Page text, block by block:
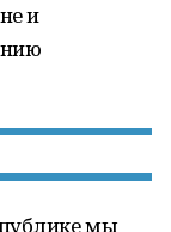
и
мы